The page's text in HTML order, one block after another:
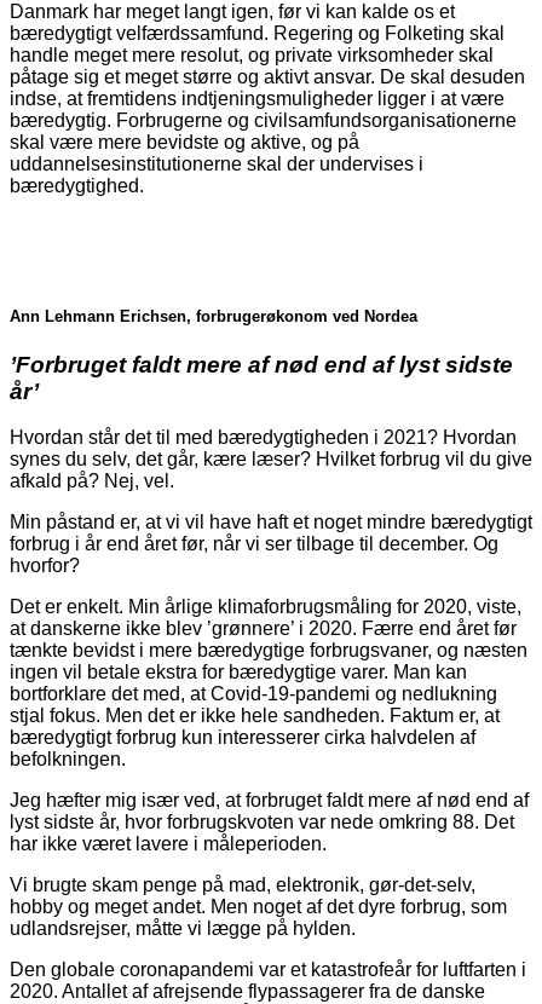
Danmark har meget langt igen, før vi kan kalde os et
bæredygtigt velfærdssamfund. Regering og Folketing skal
handle meget mere resolut, og private virksomheder skal
påtage sig et meget større og aktivt ansvar. De skal desuden
indse, at fremtidens indtjeningsmuligheder ligger i at være
bæredygtig. Forbrugerne og civilsamfundsorganisationerne
skal være mere bevidste og aktive, og på
uddannelsesinstitutionerne skal der undervises i
bæredygtighed.
Ann Lehmann Erichsen, forbrugerøkonom ved Nordea
’Forbruget faldt mere af nød end af lyst sidste
år’
Hvordan står det til med bæredygtigheden i 2021? Hvordan
synes du selv, det går, kære læser? Hvilket forbrug vil du give
afkald på? Nej, vel.
Min påstand er, at vi vil have haft et noget mindre bæredygtigt
forbrug i år end året før, når vi ser tilbage til december. Og
hvorfor?
Det er enkelt. Min årlige klimaforbrugsmåling for 2020, viste,
at danskerne ikke blev ’grønnere’ i 2020. Færre end året før
tænkte bevidst i mere bæredygtige forbrugsvaner, og næsten
ingen vil betale ekstra for bæredygtige varer. Man kan
bortforklare det med, at Covid-19-pandemi og nedlukning
stjal fokus. Men det er ikke hele sandheden. Faktum er, at
bæredygtigt forbrug kun interesserer cirka halvdelen af
befolkningen.
Jeg hæfter mig især ved, at forbruget faldt mere af nød end af
lyst sidste år, hvor forbrugskvoten var nede omkring 88. Det
har ikke været lavere i måleperioden.
Vi brugte skam penge på mad, elektronik, gør-det-selv,
hobby og meget andet. Men noget af det dyre forbrug, som
udlandsrejser, måtte vi lægge på hylden.
Den globale coronapandemi var et katastrofeår for luftfarten i
2020. Antallet af afrejsende flypassagerer fra de danske